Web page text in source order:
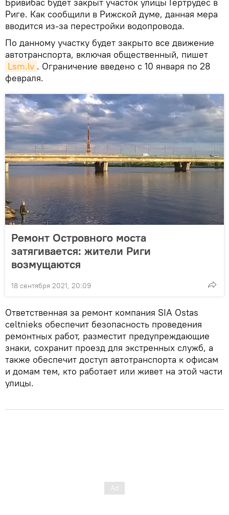
Риге. Как сообщили в Рижской думе, данная мера
вводится из-за перестройки водопровода.
По данному участку будет закрыто все движение
автотранспорта, включая общественный, пишет
Lsm.lv . Ограничение введено с 10 января по 28
февраля.
Ремонт Островного моста
затягивается: жители Риги
возмущаются
18 сентября 2021, 20:09
Ответственная за ремонт компания SIA Ostas
celtnieks обеспечит безопасность проведения
ремонтных работ, разместит предупреждающие
знаки, сохранит проезд для экстренных служб, а
также обеспечит доступ автотранспорта к офисам
и домам тем, кто работает или живет на этой части
улицы.